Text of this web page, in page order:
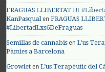
FRAGUAS LLIBERTAT !!!
KanPasqualenFRAGUAS
#LibertadLxs6DeFraguas
Semillas de cannabis enL’us
Pàmies a Barcelona
Growlet enL’us Terapèutic del